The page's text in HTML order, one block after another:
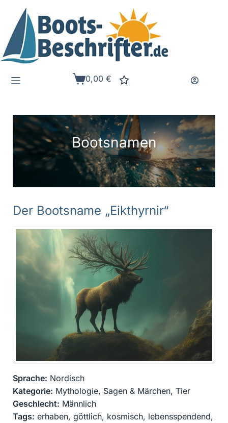
Inhalt
springen
Warenkorb
0,00€
Bootsnamen
Der Bootsname „Eikthyrnir“
Sprache: Nordisch
Kategorie: Mythologie, Sagen & Märchen, Tier
Geschlecht: Männlich
Tags: erhaben, göttlich, kosmisch, lebensspendend,